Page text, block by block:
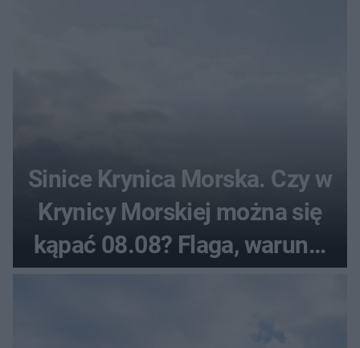
Sinice Krynica Morska. Czy w
Krynicy Morskiej można się
kąpać 08.08? Flaga, warunki